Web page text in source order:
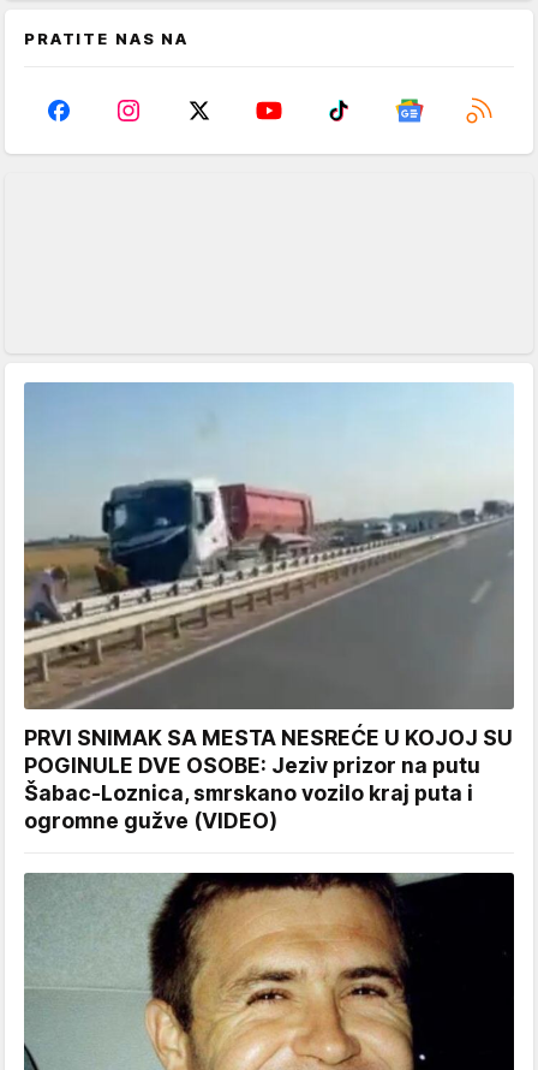
PRATITE NAS NA
PRVI SNIMAK SA MESTA NESREĆE U KOJOJ SU
POGINULE DVE OSOBE: Jeziv prizor na putu
Šabac-Loznica, smrskano vozilo kraj puta i
ogromne gužve (VIDEO)